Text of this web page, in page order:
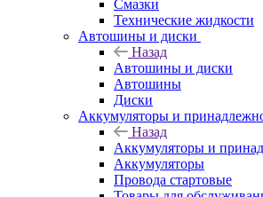
Смазки
Технические жидкости
Автошины и диски
Назад
Автошины и диски
Автошины
Диски
Аккумуляторы и
Назад
Аккумуляторы и
Аккумуляторы
Провода стартовые